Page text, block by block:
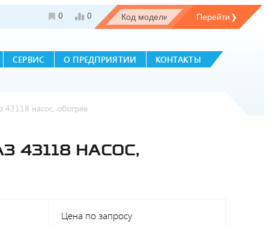
0 0
СЕРВИС О ПРЕДПРИЯТИИ КОНТАКТЫ
насос, обогрев
43118 НАСОС,
Цена по запросу